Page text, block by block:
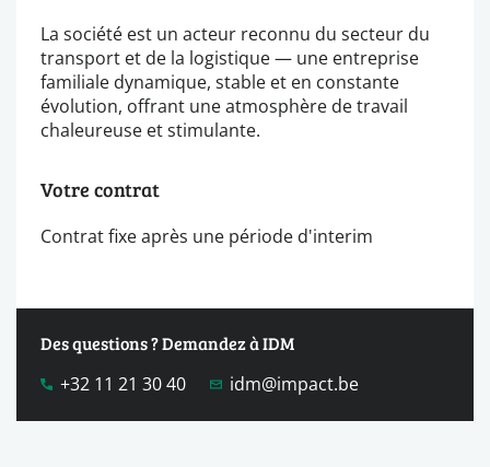
La société est un acteur reconnu du secteur du
transport et de la logistique — une entreprise
familiale dynamique, stable et en constante
évolution, offrant une atmosphère de travail
chaleureuse et stimulante.
Votre contrat
Contrat fixe après une période d'interim
Des questions ? Demandez à IDM
+32 11 21 30 40
idm@impact.be